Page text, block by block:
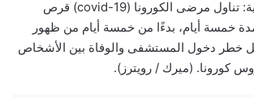
الجرعة العلاجية: تناول مرضى الكورونا (covid-19) قرص
خمسة أيام، بدءًا من خمسة أيام من ظهور
خطر دخول المستشفى والوفاة بين الأشخاص
كورونا. (ميرك / رويترز).